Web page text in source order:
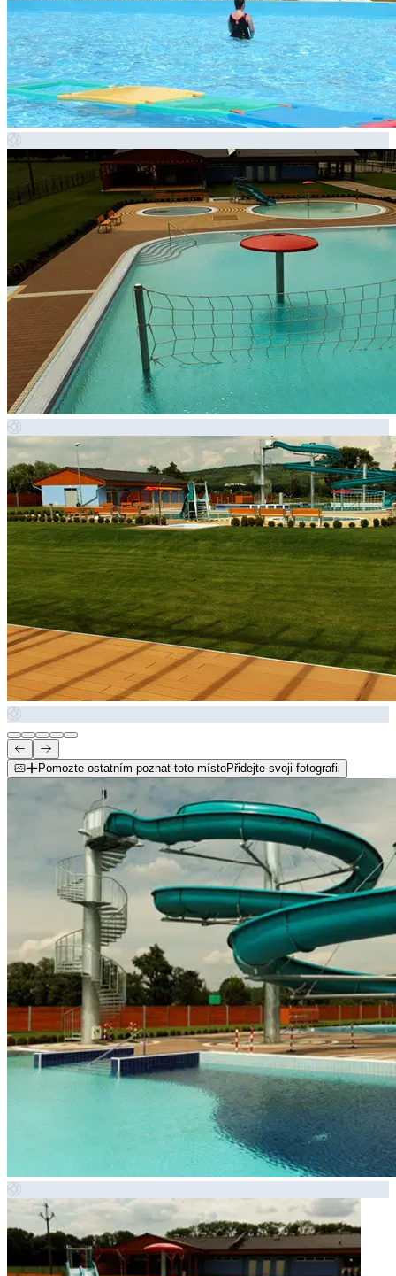
Pomozte ostatním poznat toto místoPřidejte svoji fotografii